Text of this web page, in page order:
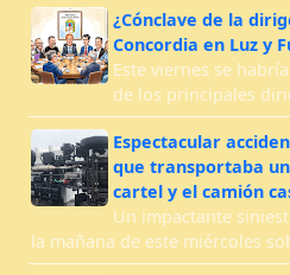
¿Cónclave de la
Concordia en Luz y
Este viernes se
de los principales
Espectacular
que transportaba
cartel y el camión
Un impactante
la mañana de este miércoles